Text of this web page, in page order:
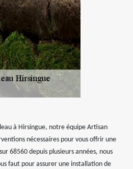
à Hirsingue, notre équipe Artisan
nécessaires pour vous offrir une
68560 depuis plusieurs années, nous
faut pour assurer une installation de